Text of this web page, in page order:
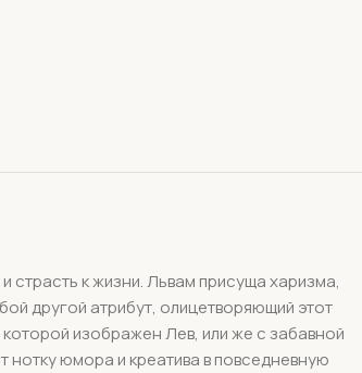
страсть к жизни. Львам присуща харизма,
другой атрибут, олицетворяющий этот
изображен Лев, или же с забавной
юмора и креатива в повседневную